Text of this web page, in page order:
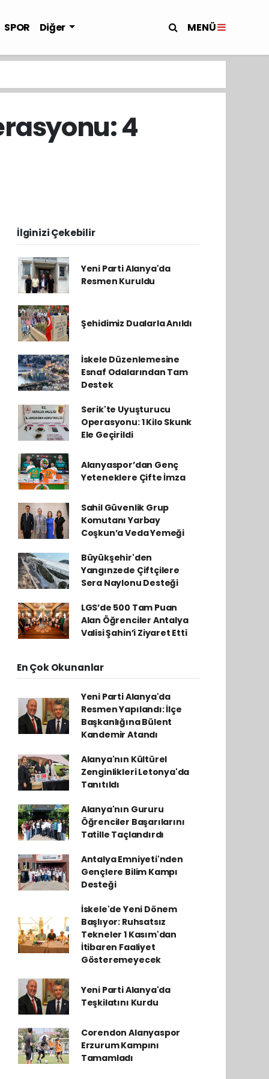
SPOR Diğer MENÜ
4
İlginizi Çekebilir
Yeni Parti Alanya'da
Resmen Kuruldu
Şehidimiz Dualarla Anıldı
İskele Düzenlemesine
Esnaf Odalarından Tam
Destek
Serik'te Uyuşturucu
Operasyonu: 1 Kilo Skunk
Ele Geçirildi
Alanyaspor’dan Genç
Yeteneklere Çifte İmza
Sahil Güvenlik Grup
Komutanı Yarbay
Coşkun’a Veda Yemeği
Büyükşehir'den
Yangınzede Çiftçilere
Sera Naylonu Desteği
LGS’de 500 Tam Puan
Alan Öğrenciler Antalya
Valisi Şahin’i Ziyaret Etti
En Çok Okunanlar
Yeni Parti Alanya'da
Resmen Yapılandı: İlçe
Başkanlığına Bülent
Kandemir Atandı
Alanya'nın Kültürel
Zenginlikleri Letonya'da
Tanıtıldı
Alanya'nın Gururu
Öğrenciler Başarılarını
Tatille Taçlandırdı
Antalya Emniyeti'nden
Gençlere Bilim Kampı
Desteği
İskele'de Yeni Dönem
Başlıyor: Ruhsatsız
Tekneler 1 Kasım'dan
İtibaren Faaliyet
Gösteremeyecek
Yeni Parti Alanya'da
Teşkilatını Kurdu
Corendon Alanyaspor
Erzurum Kampını
Tamamladı